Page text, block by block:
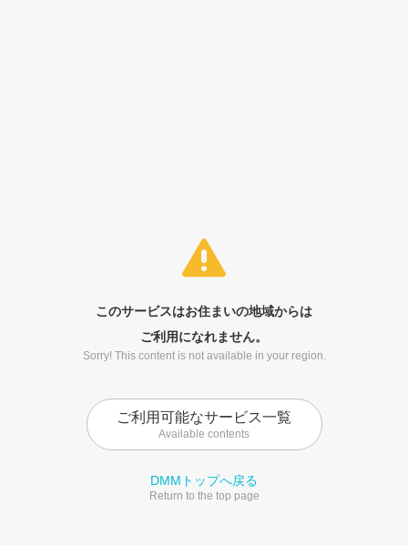
このサービスはお住まいの地域からは
ご利用になれません。
Sorry! This content is not available in your region.
ご利用可能なサービス一覧
Available contents
DMMトップへ戻る
Return to the top page